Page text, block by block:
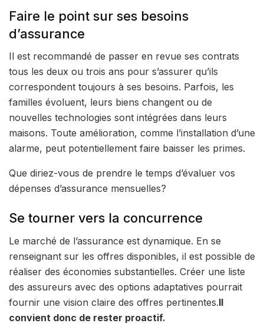
Faire le point sur ses besoins
d’assurance
Il est recommandé de passer en revue ses contrats
tous les deux ou trois ans pour s’assurer qu’ils
correspondent toujours à ses besoins. Parfois, les
familles évoluent, leurs biens changent ou de
nouvelles technologies sont intégrées dans leurs
maisons. Toute amélioration, comme l’installation d’une
alarme, peut potentiellement faire baisser les primes.
Que diriez-vous de prendre le temps d’évaluer vos
dépenses d’assurance mensuelles?
Se tourner vers la concurrence
Le marché de l’assurance est dynamique. En se
renseignant sur les offres disponibles, il est possible de
réaliser des économies substantielles. Créer une liste
des assureurs avec des options adaptatives pourrait
fournir une vision claire des offres pertinentes.Il
convient donc de rester proactif.